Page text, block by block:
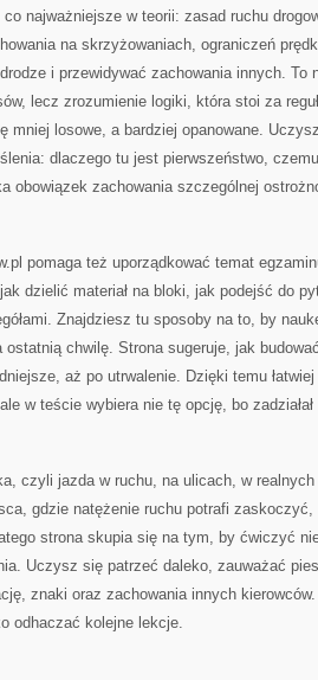
najważniejsze w teorii: zasad ruchu
na skrzyżowaniach, ograniczeń
i przewidywać zachowania innych. To
lecz zrozumienie logiki, która stoi za
mniej losowe, a bardziej opanowane.
dlaczego tu jest pierwszeństwo,
obowiązek zachowania szczególnej
pomaga też uporządkować temat
dzielić materiał na bloki, jak podejść do
Znajdziesz tu sposoby na to, by
chwilę. Strona sugeruje, jak
aż po utrwalenie. Dzięki temu
w teście wybiera nie tę opcję, bo
czyli jazda w ruchu, na ulicach, w realnych
gdzie natężenie ruchu potrafi
strona skupia się na tym, by ćwiczyć
Uczysz się patrzeć daleko, zauważać
znaki oraz zachowania innych
odhaczać kolejne lekcje.